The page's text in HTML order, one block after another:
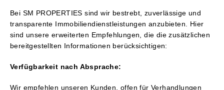
Bei SM PROPERTIES sind wir bestrebt, zuverlässige und
transparente Immobiliendienstleistungen anzubieten. Hier
sind unsere erweiterten Empfehlungen, die die zusätzlichen
bereitgestellten Informationen berücksichtigen:
Verfügbarkeit nach Absprache:
Wir empfehlen unseren Kunden, offen für Verhandlungen